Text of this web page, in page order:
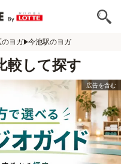
のヨガ 今池駅のヨガ
較して探す